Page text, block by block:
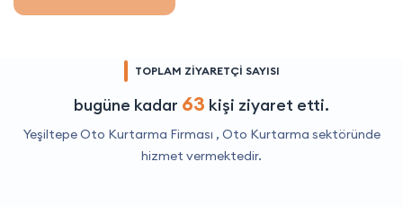
TOPLAM ZİYARETÇİ SAYISI
bugüne kadar 63 kişi ziyaret etti.
Yeşiltepe Oto Kurtarma Firması , Oto Kurtarma sektöründe
hizmet vermektedir.